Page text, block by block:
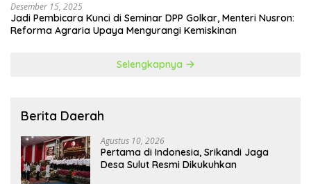
Desember 15, 2025
Jadi Pembicara Kunci di Seminar DPP Golkar, Menteri Nusron:
Reforma Agraria Upaya Mengurangi Kemiskinan
Selengkapnya
Berita Daerah
Agustus 10, 2026
Pertama di Indonesia, Srikandi Jaga
Desa Sulut Resmi Dikukuhkan